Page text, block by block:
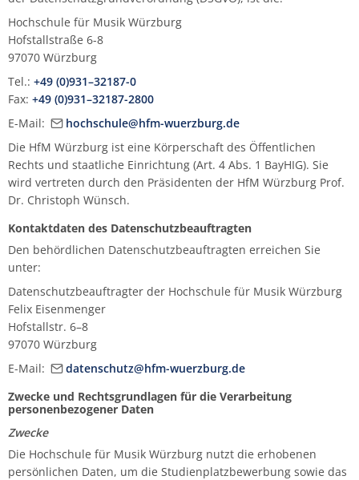
Hochschule für Musik Würzburg
Hofstallstraße 6-8
97070 Würzburg
Tel.: +49 (0)931–32187-0
Fax: +49 (0)931–32187-2800
E-Mail:
hochschule@hfm-wuerzburg.de
Die HfM Würzburg ist eine Körperschaft des Öffentlichen
Rechts und staatliche Einrichtung (Art. 4 Abs. 1 BayHIG). Sie
wird vertreten durch den Präsidenten der HfM Würzburg Prof.
Dr. Christoph Wünsch.
Kontaktdaten des Datenschutzbeauftragten
Den behördlichen Datenschutzbeauftragten erreichen Sie
unter:
Datenschutzbeauftragter der Hochschule für Musik Würzburg
Felix Eisenmenger
Hofstallstr. 6–8
97070 Würzburg
E-Mail:
datenschutz@hfm-wuerzburg.de
Zwecke und Rechtsgrundlagen für die Verarbeitung
personenbezogener Daten
Zwecke
Die Hochschule für Musik Würzburg nutzt die erhobenen
persönlichen Daten, um die Studienplatzbewerbung sowie das
Musiktheaterkorrepetition
Musiktheorie
Orchesterleitung
Streichinstrumente
Master of Music in Performance
Master of Music in Performance and Pedagogy
Günther Wich
Johannes Wolf
Fachgruppe Musikpädagogik Lehramt
Fachgruppe Streichinstrumente